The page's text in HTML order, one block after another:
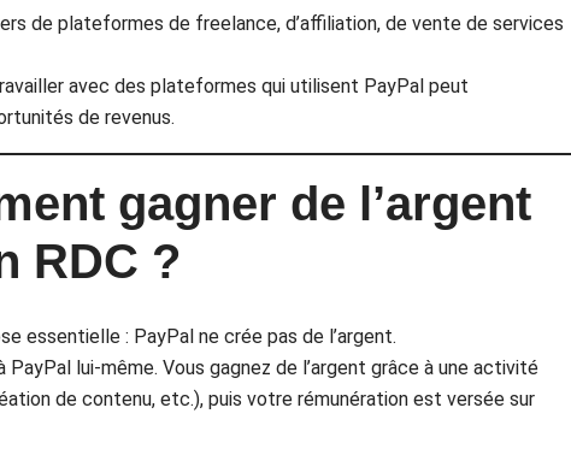
de plateformes de freelance, d’affiliation, de vente de services
avec des plateformes qui utilisent PayPal peut
de revenus.
gagner de l’argent
RDC ?
essentielle : PayPal ne crée pas de l’argent.
PayPal lui-même. Vous gagnez de l’argent grâce à une activité
de contenu, etc.), puis votre rémunération est versée sur